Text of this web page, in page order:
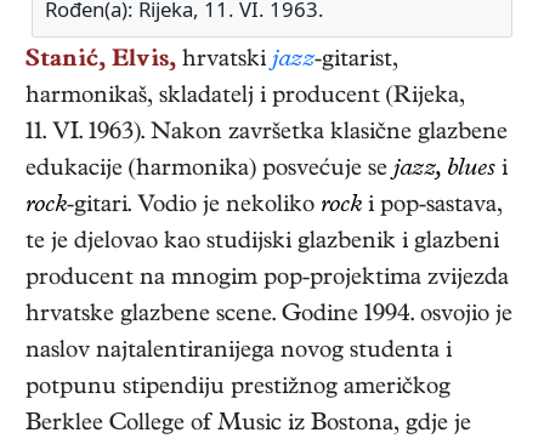
Rođen(a): Rijeka, 11. VI. 1963.
Stanić, Elvis, hrvatski jazz-gitarist,
harmonikaš, skladatelj i producent (Rijeka,
11. VI. 1963). Nakon završetka klasične glazbene
edukacije (harmonika) posvećuje sejazz, blues i
rock-gitari. Vodio je nekoliko rock i pop-sastava,
te je djelovao kao studijski glazbenik i glazbeni
producent na mnogim pop-projektima zvijezda
hrvatske glazbene scene. Godine 1994. osvojio je
naslov najtalentiranijega novog studenta i
potpunu stipendiju prestižnog američkog
Berklee College of Music iz Bostona, gdje je